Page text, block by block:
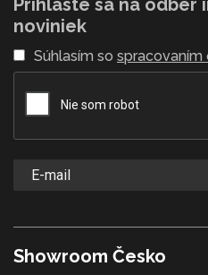
Prihláste sa na odber
noviniek
Súhlasím so spracovaním
Showroom Česko